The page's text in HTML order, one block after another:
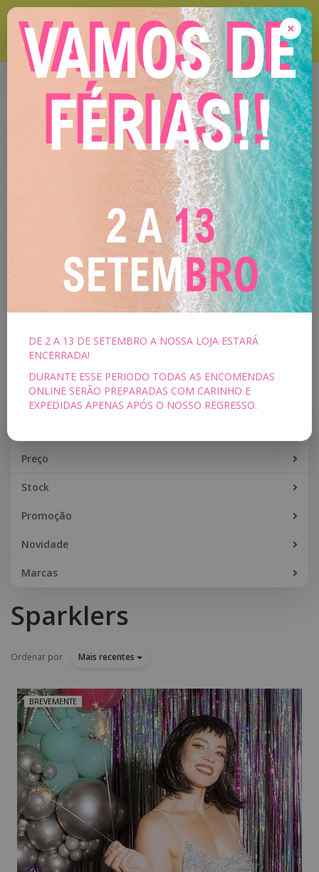
VAMOS DE FÉRIAS ! 2 A 13 DE SETEMBRO Durante este período
encomendas online serão expedidas após o nosso regresso !
Toggle
navigation
Preço
Stock
Promoção
Novidade
Marcas
Sparklers
Ordenar por Mais recentes
BREVEMENTE
×
DE 2 A 13 DE SETEMBRO A NOSSA LOJA ESTARÁ
ENCERRADA!
DURANTE ESSE PERIODO TODAS AS ENCOMENDAS
ONLINE SERÃO PREPARADAS COM CARINHO E
EXPEDIDAS APENAS APÓS O NOSSO REGRESSO.